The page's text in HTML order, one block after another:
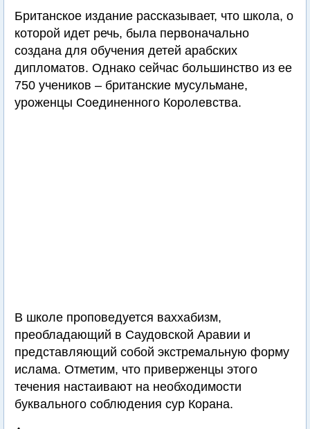
Британское издание рассказывает, что школа, о
которой идет речь, была первоначально
создана для обучения детей арабских
дипломатов. Однако сейчас большинство из ее
750 учеников – британские мусульмане,
уроженцы Соединенного Королевства.
В школе проповедуется ваххабизм,
преобладающий в Саудовской Аравии и
представляющий собой экстремальную форму
ислама. Отметим, что приверженцы этого
течения настаивают на необходимости
буквального соблюдения сур Корана.